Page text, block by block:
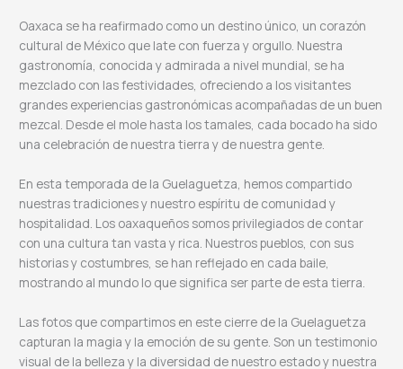
Oaxaca se ha reafirmado como un destino único, un corazón
cultural de México que late con fuerza y orgullo. Nuestra
gastronomía, conocida y admirada a nivel mundial, se ha
mezclado con las festividades, ofreciendo a los visitantes
grandes experiencias gastronómicas acompañadas de un buen
mezcal. Desde el mole hasta los tamales, cada bocado ha sido
una celebración de nuestra tierra y de nuestra gente.
En esta temporada de la Guelaguetza, hemos compartido
nuestras tradiciones y nuestro espíritu de comunidad y
hospitalidad. Los oaxaqueños somos privilegiados de contar
con una cultura tan vasta y rica. Nuestros pueblos, con sus
historias y costumbres, se han reflejado en cada baile,
mostrando al mundo lo que significa ser parte de esta tierra.
Las fotos que compartimos en este cierre de la Guelaguetza
capturan la magia y la emoción de su gente. Son un testimonio
visual de la belleza y la diversidad de nuestro estado y nuestra